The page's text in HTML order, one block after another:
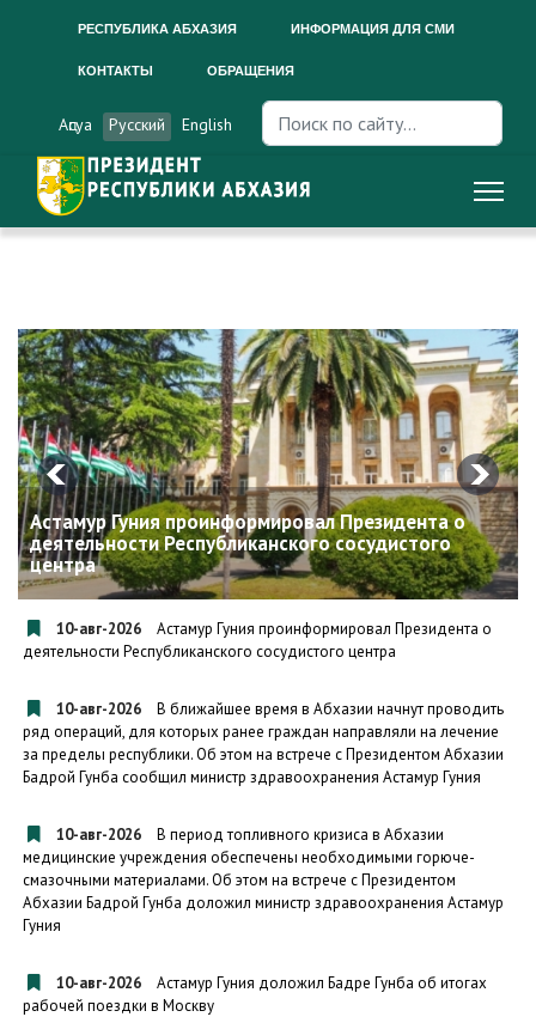
РЕСПУБЛИКА АБХАЗИЯ ИНФОРМАЦИЯ ДЛЯ СМИ
КОНТАКТЫ ОБРАЩЕНИЯ
Аԥсуа Русский English
Астамур Гуния проинформировал Президентa о
деятельности Республиканского сосудистого
центра
10-авг-2026
Астамур Гуния проинформировал Президентa о
деятельности Республиканского сосудистого центра
10-авг-2026
В ближайшее время в Абхазии начнут проводить
ряд операций, для которых ранее граждан направляли на лечение
за пределы республики. Об этом на встрече с Президентом Абхазии
Бадрой Гунба сообщил министр здравоохранения Астамур Гуния
10-авг-2026
В период топливного кризиса в Абхазии
медицинские учреждения обеспечены необходимыми горюче-
смазочными материалами. Об этом на встрече с Президентом
Абхазии Бадрой Гунба доложил министр здравоохранения Астамур
Гуния
10-авг-2026
Астамур Гуния доложил Бадре Гунба об итогах
рабочей поездки в Москву